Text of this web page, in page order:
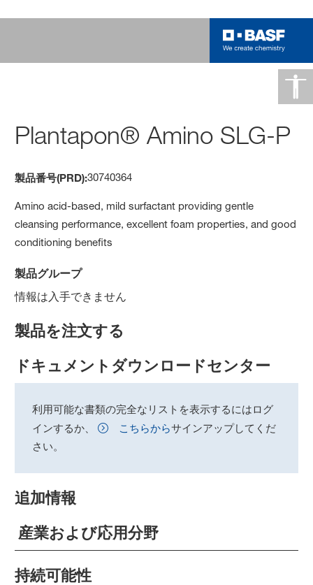
Plantapon® Amino SLG-P
製品番号(PRD):30740364
Amino acid-based, mild surfactant providing gentle
cleansing performance, excellent foam properties, and good
conditioning benefits
製品グループ
情報は入手できません
製品を注文する
ドキュメントダウンロードセンター
利用可能な書類の完全なリストを表示するにはログ
インするか、
こちらからサインアップしてくだ
さい。
追加情報
産業および応用分野
持続可能性